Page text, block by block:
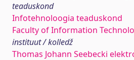
teaduskond
Infotehnoloogia teaduskond
Faculty of Information
instituut / kolledž
Thomas Johann Seebecki